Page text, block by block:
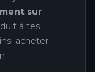
sur
à tes
acheter